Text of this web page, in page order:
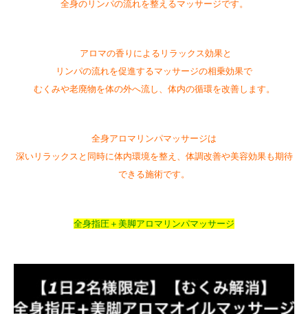
全身のリンパの流れを整えるマッサージです。
アロマの香りによるリラックス効果と
リンパの流れを促進するマッサージの相乗効果で
むくみや老廃物を体の外へ流し、体内の循環を改善します。
全身アロマリンパマッサージは
深いリラックスと同時に体内環境を整え、体調改善や美容効果も期待
できる施術です。
全身指圧＋美脚アロマリンパマッサージ